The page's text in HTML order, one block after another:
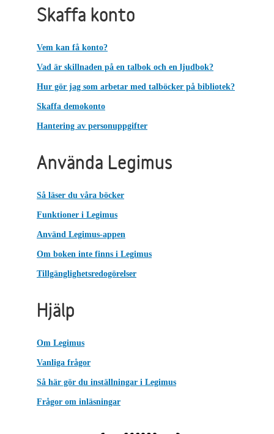
Skaffa konto
Vem kan få konto?
Vad är skillnaden på en talbok och en ljudbok?
Hur gör jag som arbetar med talböcker på bibliotek?
Skaffa demokonto
Hantering av personuppgifter
Använda Legimus
Så läser du våra böcker
Funktioner i Legimus
Använd Legimus-appen
Om boken inte finns i Legimus
Tillgänglighetsredogörelser
Hjälp
Om Legimus
Vanliga frågor
Så här gör du inställningar i Legimus
Frågor om inläsningar